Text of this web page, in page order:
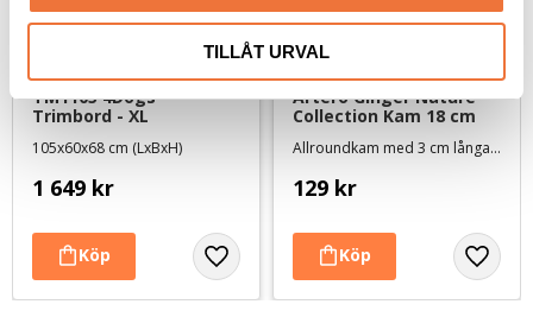
TILLÅT URVAL
TM1105 4Dogs
Trimbord - XL
105x60x68 cm (LxBxH)
1 649 kr
Artero Ginger Nature
Collection Kam 18 cm
Allroundkam med 3 cm långa tänder, hälften glesa och hälften täta
129 kr